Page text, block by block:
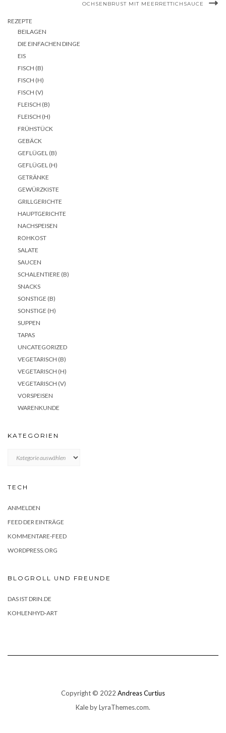
OCHSENBRUST MIT MEERRETTICHSAUCE
REZEPTE
BEILAGEN
DIE EINFACHEN DINGE
EIS
FISCH (B)
FISCH (H)
FISCH (V)
FLEISCH (B)
FLEISCH (H)
FRÜHSTÜCK
GEBÄCK
GEFLÜGEL (B)
GEFLÜGEL (H)
GETRÄNKE
GEWÜRZKISTE
GRILLGERICHTE
HAUPTGERICHTE
NACHSPEISEN
ROHKOST
SALATE
SAUCEN
SCHALENTIERE (B)
SNACKS
SONSTIGE (B)
SONSTIGE (H)
SUPPEN
TAPAS
UNCATEGORIZED
VEGETARISCH (B)
VEGETARISCH (H)
VEGETARISCH (V)
VORSPEISEN
WARENKUNDE
KATEGORIEN
TECH
ANMELDEN
FEED DER EINTRÄGE
KOMMENTARE-FEED
WORDPRESS.ORG
BLOGROLL UND FREUNDE
DAS IST DRIN.DE
KOHLENHYD-ART
Copyright © 2022 Andreas Curtius
Kaleby LyraThemes.com.